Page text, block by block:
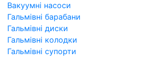
Вакуумні насоси
Гальмівні барабани
Гальмівні диски
Гальмівні колодки
Гальмівні супорти